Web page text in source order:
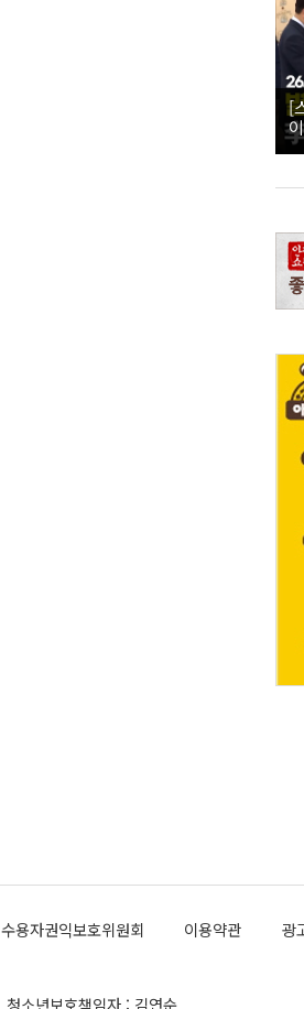
[
수용자권익보호위원회 이용약관 광
청소년보호책임자 : 김연순